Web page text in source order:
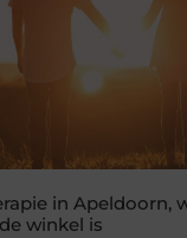
in Apeldoorn,
winkel is